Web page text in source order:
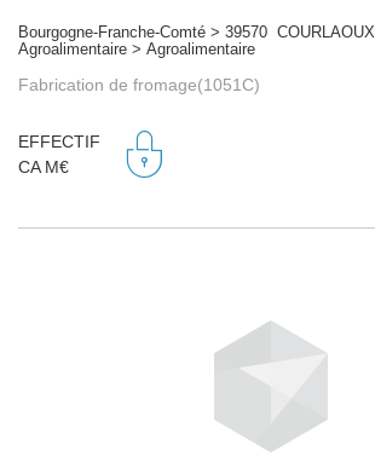
Bourgogne-Franche-Comté > 39570 COURLAOUX
Agroalimentaire > Agroalimentaire
Fabrication de fromage(1051C)
EFFECTIF
CA M€